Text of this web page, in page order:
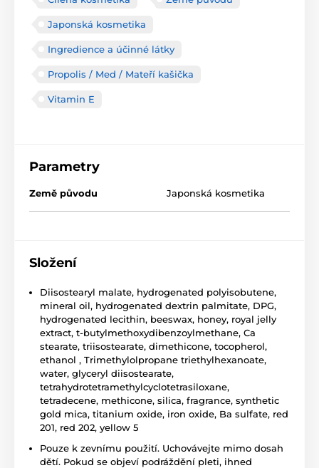
Japonská kosmetika
Ingredience a účinné látky
Propolis / Med / Mateří kašička
Vitamin E
Parametry
Země původu Japonská kosmetika
Složení
Diisostearyl malate, hydrogenated polyisobutene,
mineral oil, hydrogenated dextrin palmitate, DPG,
hydrogenated lecithin, beeswax, honey, royal jelly
extract, t-butylmethoxydibenzoylmethane, Ca
stearate, triisostearate, dimethicone, tocopherol,
ethanol , Trimethylolpropane triethylhexanoate,
water, glyceryl diisostearate,
tetrahydrotetramethylcyclotetrasiloxane,
tetradecene, methicone, silica, fragrance, synthetic
gold mica, titanium oxide, iron oxide, Ba sulfate, red
201, red 202, yellow 5
Pouze k zevnímu použití. Uchovávejte mimo dosah
dětí. Pokud se objeví podráždění pleti, ihned